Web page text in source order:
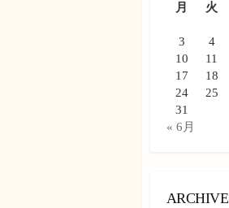
月
火
3
4
10
11
17
18
24
25
31
« 6月
ARCHIVE